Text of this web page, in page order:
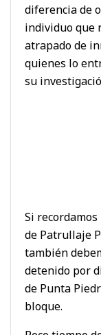
diferencia de
individuo que
atrapado de
quienes lo
su
Si
de Patrullaje
también
detenido por
de Punta
bloque.